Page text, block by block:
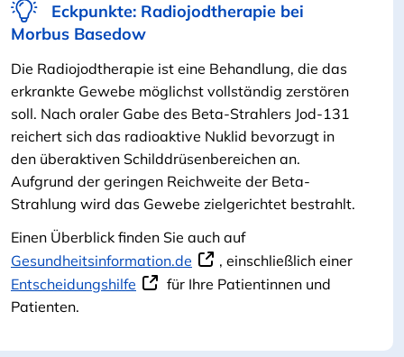
Eckpunkte: Radiojodtherapie bei
Morbus Basedow
Die Radiojodtherapie ist eine Behandlung, die das
erkrankte Gewebe möglichst vollständig zerstören
soll. Nach oraler Gabe des Beta-Strahlers Jod-131
reichert sich das radioaktive Nuklid bevorzugt in
den überaktiven Schilddrüsenbereichen an.
Aufgrund der geringen Reichweite der Beta-
Strahlung wird das Gewebe zielgerichtet bestrahlt.
Einen Überblick finden Sie auch auf
Gesundheitsinformation.de
, einschließlich einer
Entscheidungshilfe
für Ihre Patientinnen und
Patienten.